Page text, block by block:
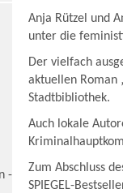
-
Anja Rützel und
unter die
Der vielfach
aktuellen Roman
Stadtbibliothek.
Auch lokale
Zum Abschluss
SPIEGEL-